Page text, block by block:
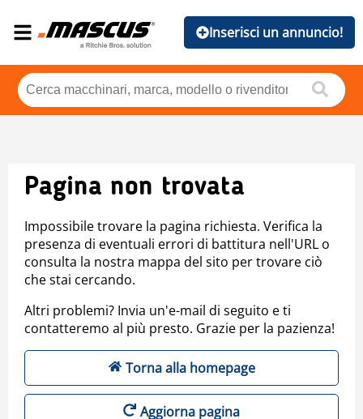
Inserisci un annuncio!
Pagina non trovata
Impossibile trovare la pagina richiesta. Verifica la
presenza di eventuali errori di battitura nell'URL o
consulta la nostra mappa del sito per trovare ciò
che stai cercando.
Altri problemi? Invia un'e-mail di seguito e ti
contatteremo al più presto. Grazie per la pazienza!
Torna alla homepage
Aggiorna pagina